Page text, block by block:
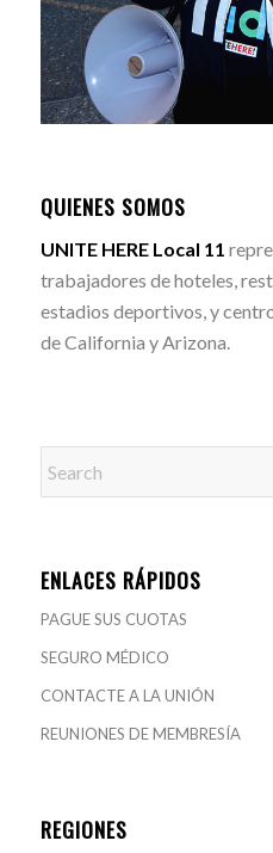
QUIENES SOMOS
UNITE HERE Local 11
trabajadores de hoteles,
estadios deportivos, y
de California y Arizona.
ENLACES RÁPIDOS
PAGUE SUS CUOTAS
SEGURO MÉDICO
CONTACTE A LA UNIÓN
REUNIONES DE MEMBRESÍA
REGIONES